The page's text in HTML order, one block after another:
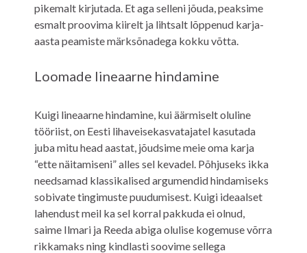
pikemalt kirjutada. Et aga selleni jõuda, peaksime
esmalt proovima kiirelt ja lihtsalt lõppenud karja-
aasta peamiste märksõnadega kokku võtta.
Loomade lineaarne hindamine
Kuigi lineaarne hindamine, kui äärmiselt oluline
tööriist, on Eesti lihaveisekasvatajatel kasutada
juba mitu head aastat, jõudsime meie oma karja
“ette näitamiseni” alles sel kevadel. Põhjuseks ikka
needsamad klassikalised argumendid hindamiseks
sobivate tingimuste puudumisest. Kuigi ideaalset
lahendust meil ka sel korral pakkuda ei olnud,
saime Ilmari ja Reeda abiga olulise kogemuse võrra
rikkamaks ning kindlasti soovime sellega